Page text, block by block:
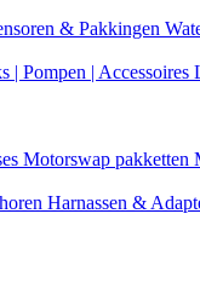
& Pakkingen
| Pompen | Accessoires
Motorswap pakketten
Harnassen &